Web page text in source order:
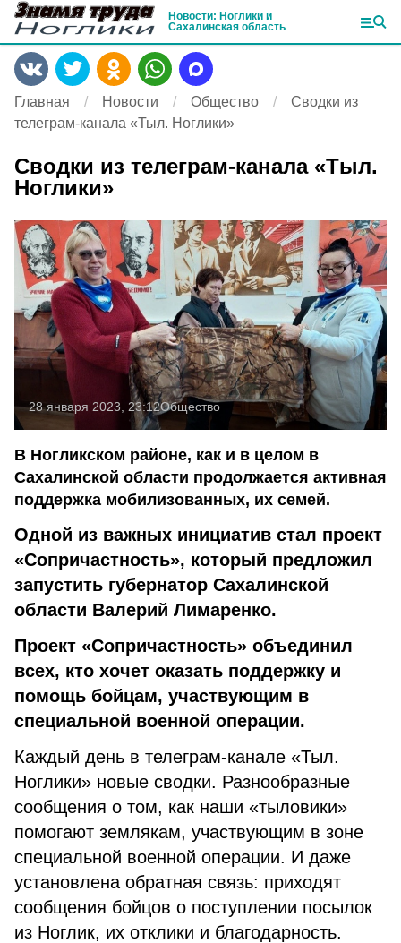
Новости: Ноглики и
Сахалинская область
Главная Новости Общество
Сводки из
телеграм-канала «Тыл. Ноглики»
Сводки из телеграм-канала «Тыл.
Ноглики»
28 января 2023, 23:12Общество
В Ногликском районе, как и в целом в
Сахалинской области продолжается активная
поддержка мобилизованных, их семей.
Одной из важных инициатив стал проект
«Сопричастность», который предложил
запустить губернатор Сахалинской
области Валерий Лимаренко.
Проект «Сопричастность» объединил
всех, кто хочет оказать поддержку и
помощь бойцам, участвующим в
специальной военной операции.
Каждый день в телеграм-канале «Тыл.
Ноглики» новые сводки. Разнообразные
сообщения о том, как наши «тыловики»
помогают землякам, участвующим в зоне
специальной военной операции. И даже
установлена обратная связь: приходят
сообщения бойцов о поступлении посылок
из Ноглик, их отклики и благодарность.